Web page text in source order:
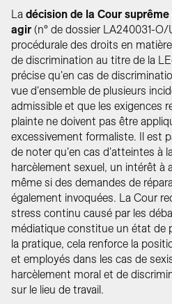
La décision de la Cour
agir (n° de dossier LA240031-
procédurale des droits en
de discrimination au titre de la
précise qu'en cas de
vue d'ensemble de plusieurs
admissible et que les exigences
plainte ne doivent pas être
excessivement formaliste. Il est
de noter qu'en cas d'atteintes à
harcèlement sexuel, un intérêt à
même si des demandes de
également invoquées. La Cour
stress continu causé par les
médiatique constitue un état de
la pratique, cela renforce la
et employés dans les cas de
harcèlement moral et de
sur le lieu de travail.